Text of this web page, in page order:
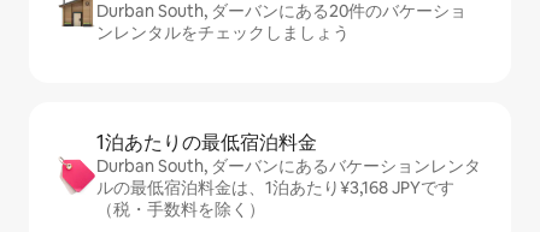
Durban South, ダーバンにある20件のバケーショ
ンレンタルをチェックしましょう
1泊あたりの最⁠低⁠宿⁠泊⁠料⁠金
Durban South, ダーバンにあるバケーションレンタ
ルの最低宿泊料金は、1泊あたり¥3,168 JPYです
（税・手数料を除く）